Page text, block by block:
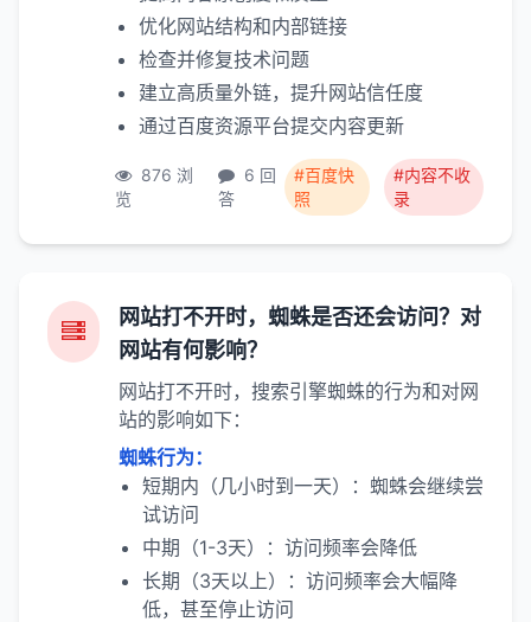
优化网站结构和内部链接
检查并修复技术问题
建立高质量外链，提升网站信任度
通过百度资源平台提交内容更新
876 浏
览
6 回
答
#百度快
照
#内容不收
录
网站打不开时，蜘蛛是否还会访问？对
网站有何影响？
网站打不开时，搜索引擎蜘蛛的行为和对网
站的影响如下：
蜘蛛行为：
短期内（几小时到一天）：蜘蛛会继续尝
试访问
中期（1-3天）：访问频率会降低
长期（3天以上）：访问频率会大幅降
低，甚至停止访问